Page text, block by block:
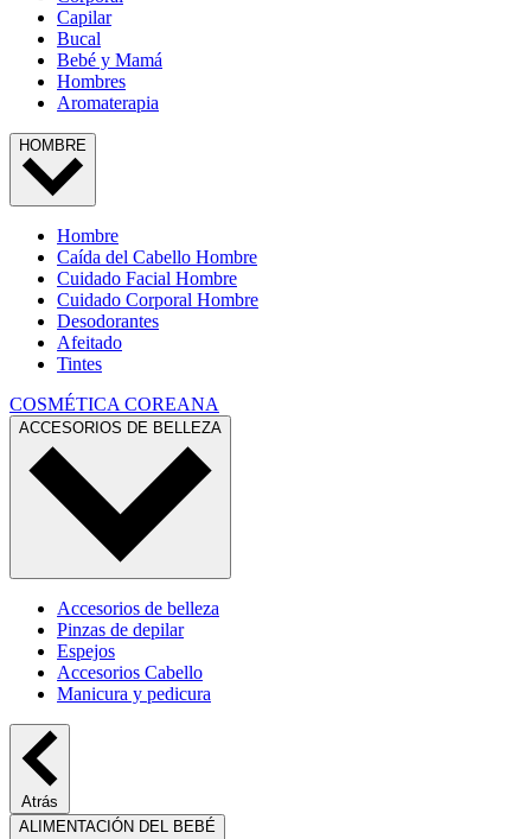
Capilar
Bucal
Bebé y Mamá
Hombres
Aromaterapia
HOMBRE
Hombre
Caída del Cabello Hombre
Cuidado Facial Hombre
Cuidado Corporal Hombre
Desodorantes
Afeitado
Tintes
COSMÉTICA COREANA
ACCESORIOS DE BELLEZA
Accesorios de belleza
Pinzas de depilar
Espejos
Accesorios Cabello
Manicura y pedicura
Atrás
ALIMENTACIÓN DEL BEBÉ